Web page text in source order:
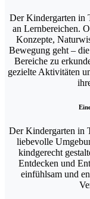
Der Kindergarten in
an Lernbereichen.
Konzepte,
Bewegung geht –
Bereiche zu
gezielte Aktivitäten
Der Kindergarten in
liebevolle
kindgerecht
Entdecken und
einfühlsam und